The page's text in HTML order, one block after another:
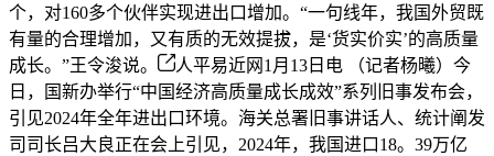
个，对160多个伙伴实现进出口增加。“一句线年，我国外贸既
有量的合理增加，又有质的无效提拔，是‘货实价实’的高质量
成长。”王令浚说。
人平易近网1月13日电 （记者杨曦）今
日，国新办举行“中国经济高质量成长成效”系列旧事发布会，
引见2024年全年进出口环境。海关总署旧事讲话人、统计阐发
司司长吕大良正在会上引见，2024年，我国进口18。39万亿